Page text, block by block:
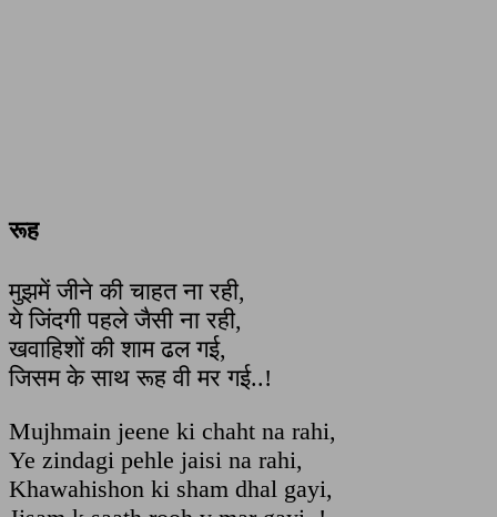
रूह
मुझमें जीने की चाहत ना रही,
ये जिंदगी पहले जैसी ना रही,
खवाहिशों की शाम ढल गई,
जिसम के साथ रूह वी मर गई..!
Mujhmain jeene ki chaht na rahi,
Ye zindagi pehle jaisi na rahi,
Khawahishon ki sham dhal gayi,